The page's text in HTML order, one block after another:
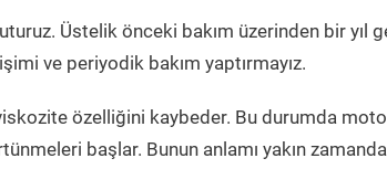
Üstelik önceki bakım üzerinden bir yıl
ve periyodik bakım yaptırmayız.
özelliğini kaybeder. Bu durumda
başlar. Bunun anlamı yakın zamanda